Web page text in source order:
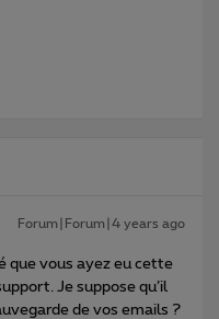
Forum|Forum|4 years ago
que vous ayez eu cette
Je suppose qu’il
de vos emails ?